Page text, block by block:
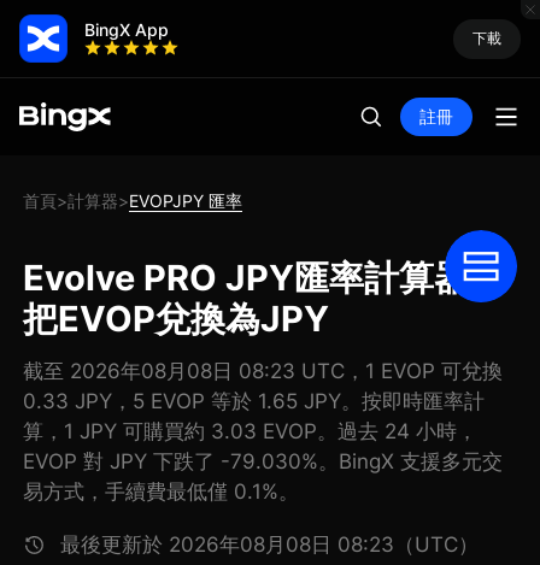
BingX App 下載
註冊
首頁>計算器>EVOPJPY 匯率
Evolve PRO JPY匯率計算器:
把EVOP兌換為JPY
截至 2026年08月08日 08:23 UTC，1 EVOP 可兌換
0.33 JPY，5 EVOP 等於 1.65 JPY。按即時匯率計
算，1 JPY 可購買約 3.03 EVOP。過去 24 小時，
EVOP 對 JPY 下跌了 -79.030%。BingX 支援多元交
易方式，手續費最低僅 0.1%。
最後更新於 2026年08月08日 08:23（UTC）